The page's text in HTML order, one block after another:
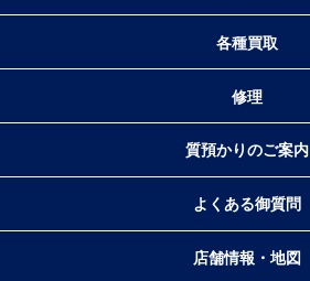
各種買取
修理
質預かりのご案内
よくある御質問
店舗情報・地図